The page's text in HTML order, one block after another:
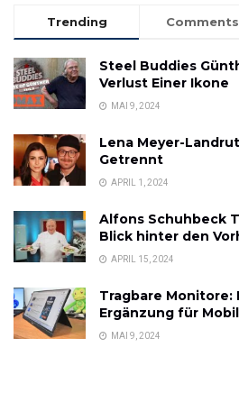
Trending Comments
Steel Buddies
Verlust Einer Ikone
MAI 9, 2024
Lena Meyer-
Getrennt
APRIL 1, 2024
Alfons Schuhbeck
Blick hinter den
APRIL 15, 2024
Tragbare Monitore:
Ergänzung für
MAI 9, 2024